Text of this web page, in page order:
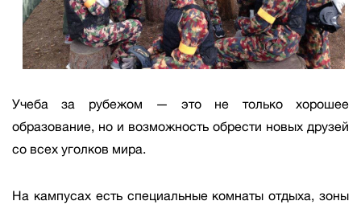
Учеба за рубежом — это не только хорошее
образование, но и возможность обрести новых друзей
со всех уголков мира.
На кампусах есть специальные комнаты отдыха, зоны